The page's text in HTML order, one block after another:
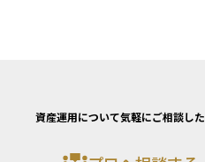
資産運用について気軽にご相談し